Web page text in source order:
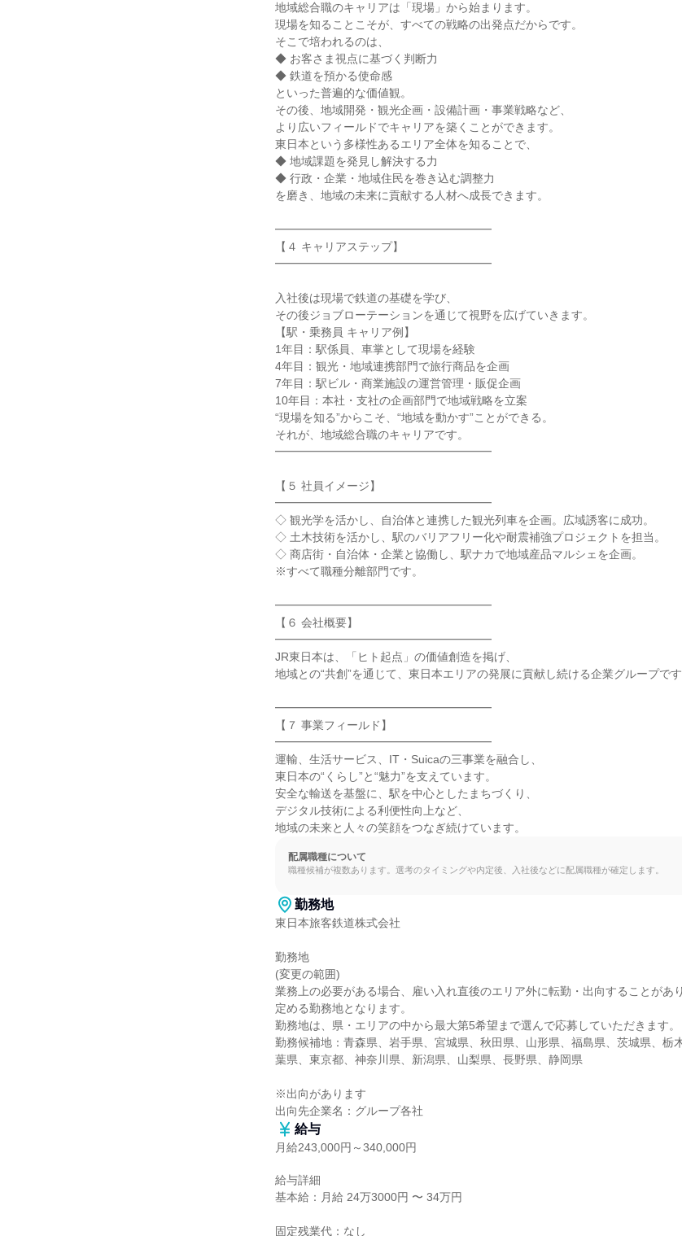
地域総合職のキャリアは「現場」から始まります。
現場を知ることこそが、すべての戦略の出発点だからです。
そこで培われるのは、
◆ お客さま視点に基づく判断力
◆ 鉄道を預かる使命感
といった普遍的な価値観。
その後、地域開発・観光企画・設備計画・事業戦略など、
より広いフィールドでキャリアを築くことができます。
東日本という多様性あるエリア全体を知ることで、
◆ 地域課題を発見し解決する力
◆ 行政・企業・地域住民を巻き込む調整力
を磨き、地域の未来に貢献する人材へ成長できます。
━━━━━━━━━━━━━━━━━━━
【４ キャリアステップ】
━━━━━━━━━━━━━━━━━━━
入社後は現場で鉄道の基礎を学び、
その後ジョブローテーションを通じて視野を広げていきます。
【駅・乗務員 キャリア例】
1年目：駅係員、車掌として現場を経験
4年目：観光・地域連携部門で旅行商品を企画
7年目：駅ビル・商業施設の運営管理・販促企画
10年目：本社・支社の企画部門で地域戦略を立案
“現場を知る”からこそ、“地域を動かす”ことができる。
それが、地域総合職のキャリアです。
━━━━━━━━━━━━━━━━━━━
【５ 社員イメージ】
━━━━━━━━━━━━━━━━━━━
◇ 観光学を活かし、自治体と連携した観光列車を企画。広域誘客に成功。
◇ 土木技術を活かし、駅のバリアフリー化や耐震補強プロジェクトを担当。
◇ 商店街・自治体・企業と協働し、駅ナカで地域産品マルシェを企画。
※すべて職種分離部門です。
━━━━━━━━━━━━━━━━━━━
【６ 会社概要】
━━━━━━━━━━━━━━━━━━━
JR東日本は、「ヒト起点」の価値創造を掲げ、
地域との“共創”を通じて、東日本エリアの発展に貢献し続ける企業グループです
━━━━━━━━━━━━━━━━━━━
【７ 事業フィールド】
━━━━━━━━━━━━━━━━━━━
運輸、生活サービス、IT・Suicaの三事業を融合し、
東日本の“くらし”と“魅力”を支えています。
安全な輸送を基盤に、駅を中心としたまちづくり、
デジタル技術による利便性向上など、
地域の未来と人々の笑顔をつなぎ続けています。
配属職種について
職種候補が複数あります。選考のタイミングや内定後、入社後などに配属職種が確定します。
勤務地
東日本旅客鉄道株式会社
勤務地
(変更の範囲)
業務上の必要がある場合、雇い入れ直後のエリア外に転勤・出向することがあ
定める勤務地となります。
勤務地は、県・エリアの中から最大第5希望まで選んで応募していただきます。
勤務候補地：青森県、岩手県、宮城県、秋田県、山形県、福島県、茨城県、栃
葉県、東京都、神奈川県、新潟県、山梨県、長野県、静岡県
※出向があります
出向先企業名：グループ各社
給与
月給243,000円～340,000円
給与詳細
基本給：月給 24万3000円 〜 34万円
固定残業代：なし